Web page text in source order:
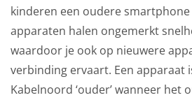
kinderen een oudere smartphone
apparaten halen ongemerkt
waardoor je ook op nieuwere
verbinding ervaart. Een apparaat
Kabelnoord ‘ouder’ wanneer het